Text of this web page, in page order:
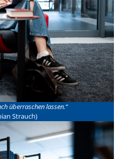
überraschen lassen.“
Strauch)